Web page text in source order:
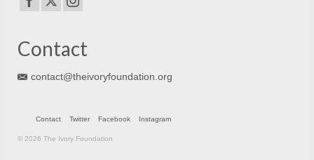
Contact
contact@theivoryfoundation.org
Contact Twitter Facebook Instagram
© 2026 The Ivory Foundation